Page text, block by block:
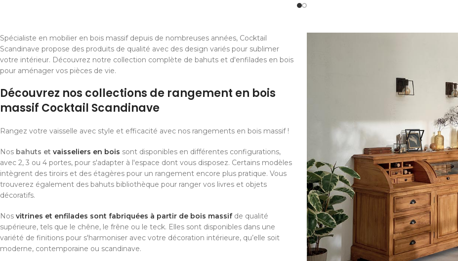
Spécialiste en mobilier en bois massif depuis de nombreuses années, Cocktail
Scandinave propose des produits de qualité avec des design variés pour sublimer
votre intérieur. Découvrez notre collection complète de bahuts et d'enfilades en bois
pour aménager vos pièces de vie.
Découvrez nos collections de rangement en bois
massif Cocktail Scandinave
Rangez votre vaisselle avec style et efficacité avec nos rangements en bois massif !
Nos bahuts et vaisseliers en bois sont disponibles en différentes configurations,
avec 2, 3 ou 4 portes, pour s'adapter à l'espace dont vous disposez. Certains modèles
intègrent des tiroirs et des étagères pour un rangement encore plus pratique. Vous
trouverez également des bahuts bibliothèque pour ranger vos livres et objets
décoratifs.
Nos vitrines et enfilades sont fabriquées à partir de bois massifde qualité
supérieure, tels que le chêne, le frêne ou le teck. Elles sont disponibles dans une
variété de finitions pour s'harmoniser avec votre décoration intérieure, qu’elle soit
moderne, contemporaine ou scandinave.